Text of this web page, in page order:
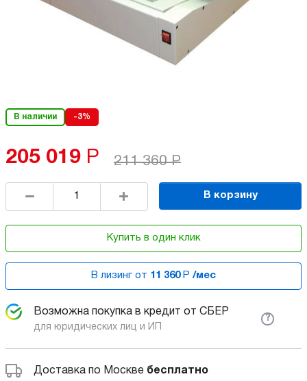
В наличии -3%
205 019 Р 211 360 Р
В корзину
Купить в один клик
В лизинг от 11 360 Р /мес
Возможна покупка в кредит от СБЕР
для юридических лиц и ИП
?
Доставка по Москве бесплатно